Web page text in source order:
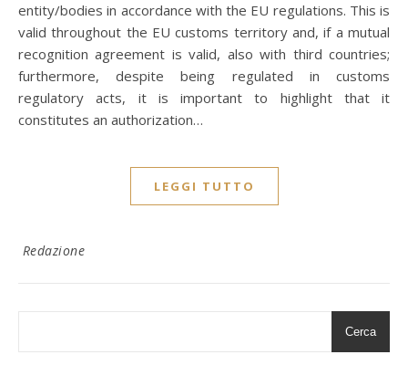
entity/bodies in accordance with the EU regulations. This is
valid throughout the EU customs territory and, if a mutual
recognition agreement is valid, also with third countries;
furthermore, despite being regulated in customs
regulatory acts, it is important to highlight that it
constitutes an authorization…
LEGGI TUTTO
Redazione
Cerca